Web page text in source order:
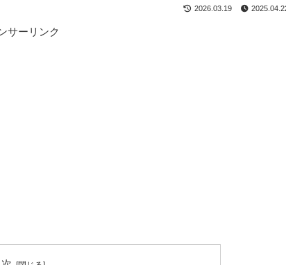
2026.03.19
サーリンク